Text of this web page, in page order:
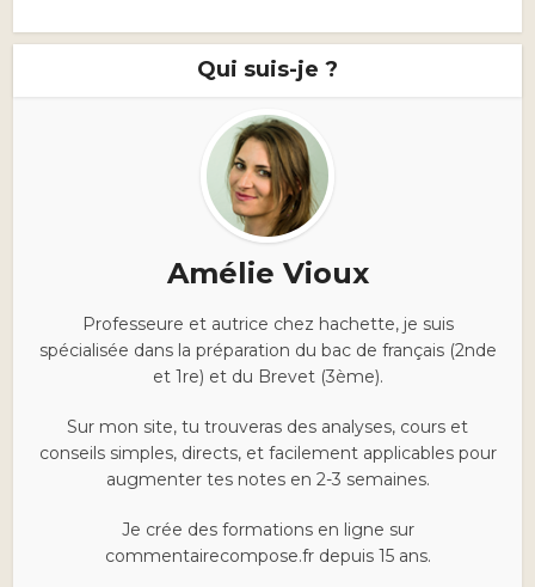
Qui suis-je ?
Amélie Vioux
Professeure et autrice chez hachette, je suis
spécialisée dans la préparation du bac de français (2nde
et 1re) et du Brevet (3ème).
Sur mon site, tu trouveras des analyses, cours et
conseils simples, directs, et facilement applicables pour
augmenter tes notes en 2-3 semaines.
Je crée des formations en ligne sur
commentairecompose.fr depuis 15 ans.